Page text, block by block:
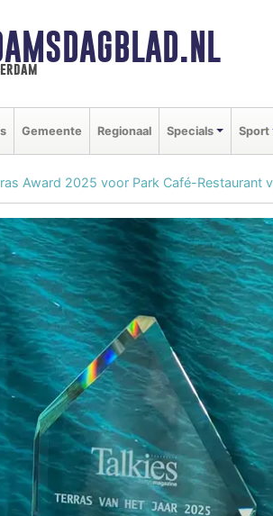
Gemeente Regionaal Specials Sport
Award 2025 voor Park Café-Restaurant